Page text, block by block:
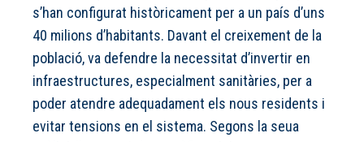
s’han configurat històricament per a un país d’uns
40 milions d’habitants. Davant el creixement de la
població, va defendre la necessitat d’invertir en
infraestructures, especialment sanitàries, per a
poder atendre adequadament els nous residents i
evitar tensions en el sistema. Segons la seua